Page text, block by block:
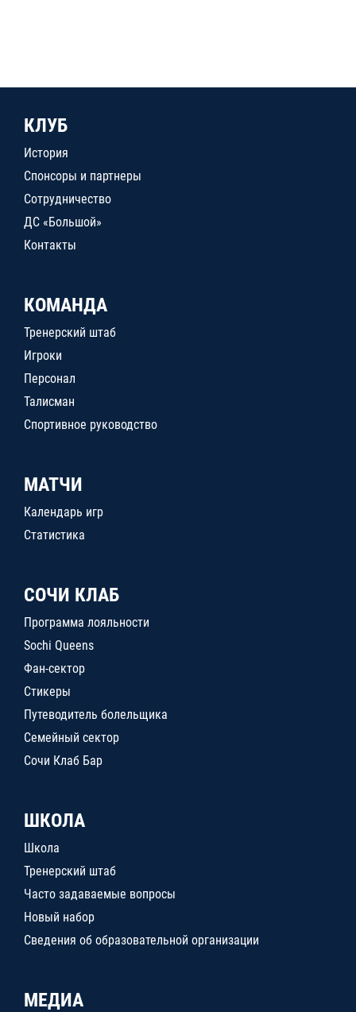
КЛУБ
История
Спонсоры и партнеры
Сотрудничество
ДС «Большой»
Контакты
КОМАНДА
Тренерский штаб
Игроки
Персонал
Талисман
Спортивное руководство
МАТЧИ
Календарь игр
Статистика
СОЧИ КЛАБ
Программа лояльности
Sochi Queens
Фан-сектор
Стикеры
Путеводитель болельщика
Семейный сектор
Сочи Клаб Бар
ШКОЛА
Школа
Тренерский штаб
Часто задаваемые вопросы
Новый набор
Сведения об образовательной организации
МЕДИА